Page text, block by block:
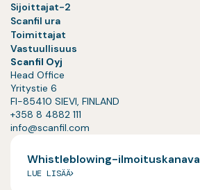
Sijoittajat-2
Scanfil ura
Toimittajat
Vastuullisuus
Scanfil Oyj
Head Office
Yritystie 6
FI-85410 SIEVI, FINLAND
+358 8 4882 111
info@scanfil.com
Whistleblowing-ilmoituskanava
LUE LISÄÄ